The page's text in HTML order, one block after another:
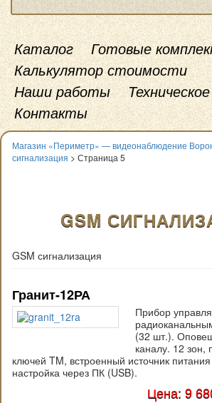
Каталог
Готовые
Калькулятор стоимости
Наши работы
Контакты
Магазин «Периметр» — видеонаблюдение
сигнализация > Страница 5
GSM
GSM сигнализация
Гранит-12РА
Прибор
(32 шт.).
каналу. 12 зон,
ключей TM, встроенный источник
настройка через ПК (USB).
Цена: 9